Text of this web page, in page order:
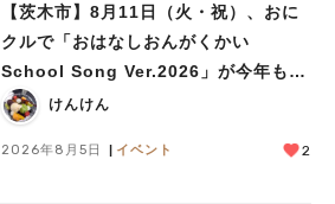
【茨木市】8月11日（火・祝）、おに
クルで「おはなしおんがくかい
School Song Ver.2026」が今年も開
催！テーマは「学校」♪
けんけん
2026年8月5日 イベント 2